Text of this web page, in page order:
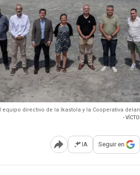
equipo directivo de la Ikastola y la Cooperativa
-
Abrir opciones para
IA Seguir en